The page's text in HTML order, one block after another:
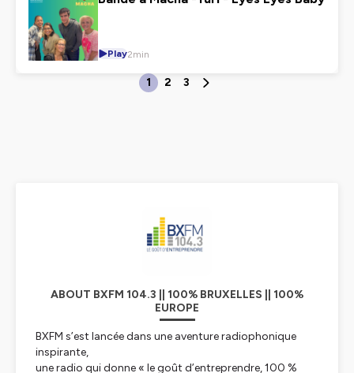
Play2min
1 2 3
ABOUT BXFM 104.3 || 100% BRUXELLES || 100%
EUROPE
BXFM s’est lancée dans une aventure radiophonique
inspirante,
une radio qui donne « le goût d’entreprendre, 100 %